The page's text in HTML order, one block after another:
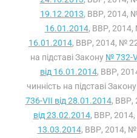
19.12.2013, ВВР, 2014,
16.01.2014, ВВР, 2014,
16.01.2014, ВВР, 2014, №
на підставі Закону № 732-
від 16.01.2014, ВВР,
чинність на підставі Закону
736-VII від 28.01.2014, ВВР,
від 23.02.2014, ВВР,
13.03.2014, ВВР, 2014, №